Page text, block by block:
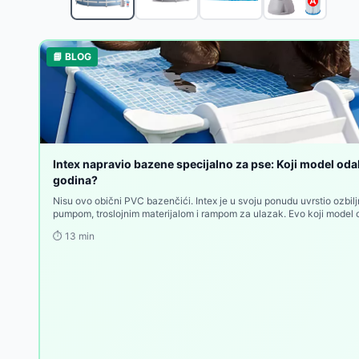
Pure Spa Greywood Deluxe okrugli jacuzzi za 4
Intex Prism Frame Pravougaoni bazen sa
Bestway Fast Set Okrugli bazen sa prstenom na
Bestway APX365™ Bazen sa peščanom pumpom i
Bestway Bazen sa pumpom i merdevinama Steel
Intex Sklopivi bazen za kućne ljubimce 152x30cm
Intex Bazen za kućne ljubimce sa filter-pumpom i
Intex Četvorougaoni bazen za kućne ljubimce sa
Intex Greywood Deluxe Jacuzzi za 4 osobe sa
Intex PureSpa Bubble Massage Jacuzzi za 4 osobe
📘 BLOG
Intex napravio bazene specijalno za pse: Koji model
godina?
Nisu ovo obični PVC bazenčići. Intex je u svoju ponudu uvrstio
pumpom, troslojnim materijalom i rampom za ulazak. Evo koji model
⏱️ 13 min